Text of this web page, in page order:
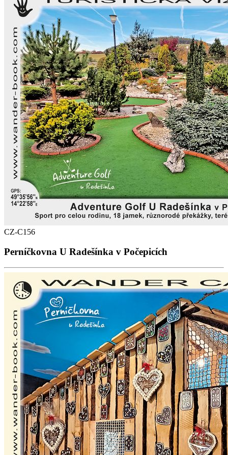
CZ-C156
Perníčkovna U Radešínka v Počepicích